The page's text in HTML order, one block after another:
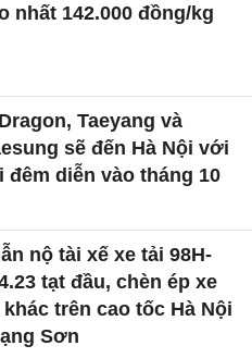
nhất 142.000 đồng/kg
Taeyang và
sẽ đến Hà Nội với
đêm diễn vào tháng 10
nộ tài xế xe tải 98H-
tạt đầu, chèn ép xe
trên cao tốc Hà Nội
Sơn